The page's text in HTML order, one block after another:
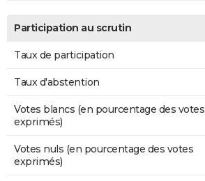
Participation au scrutin
Taux de participation
Taux d'abstention
Votes blancs (en pourcentage des votes
exprimés)
Votes nuls (en pourcentage des votes
exprimés)